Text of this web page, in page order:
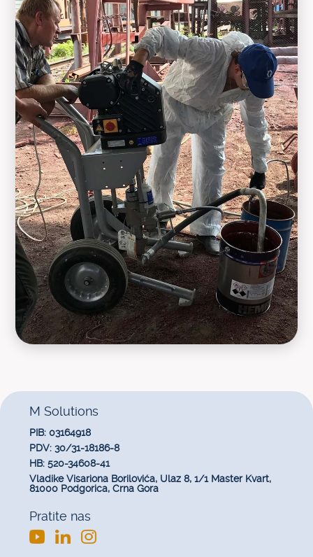
M Solutions
PIB:03164918
PDV:30/31-18186-8
HB:520-34608-41
Vladike Visariona Borilovića, Ulaz 8, 1/1 Master Kvart,
81000 Podgorica, Crna Gora
Pratite nas